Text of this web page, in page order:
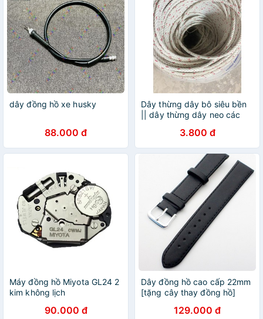
dây đồng hồ xe husky
88.000 đ
Dây thừng dây bô siêu bền
|| dây thừng dây neo các
3.800 đ
Máy đồng hồ Miyota GL24 2
kim không lịch
90.000 đ
Dây đồng hồ cao cấp 22mm
[tặng cây thay đồng hồ]
129.000 đ